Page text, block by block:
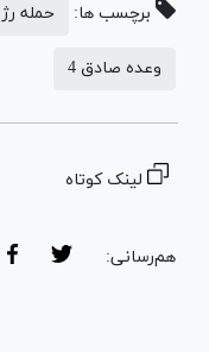
برچسب ها: حمله
وعده صادق 4
لینک کوتاه
هم‌رسانی: